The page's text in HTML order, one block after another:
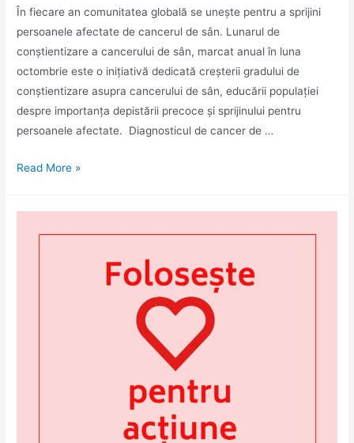
În fiecare an comunitatea globală se unește pentru a sprijini
persoanele afectate de cancerul de sân. Lunarul de
conștientizare a cancerului de sân, marcat anual în luna
octombrie este o inițiativă dedicată creșterii gradului de
conștientizare asupra cancerului de sân, educării populației
despre importanța depistării precoce și sprijinului pentru
persoanele afectate. Diagnosticul de cancer de …
Lunarul
Read More »